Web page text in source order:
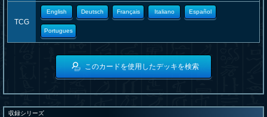
TCG
English Deutsch Français Italiano Español
Portugues
このカードを使用したデッキを検索
収録シリーズ